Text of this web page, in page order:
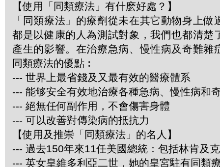
【使用「同類療法」有什麽好處？】
「同類療法」的療劑從未在其它動物身上做
都是以健康的人為測試對象，我們也都清楚
產生的影響。在治療急病、慢性病及奇難雜
同類療法的優點︰
--- 世界上最省錢及又最有效的醫療體系
--- 能够安全有效地治療各種急病、慢性病和
--- 絕無任何副作用，不會傷害身體
--- 可以改善對傳染病的抵抗力
【使用及推崇「同類療法」的名人】
--- 過去150年來11任美國總統：包括林肯及
--- 英女皇維多利亞二世，她的皇宮駐有同類